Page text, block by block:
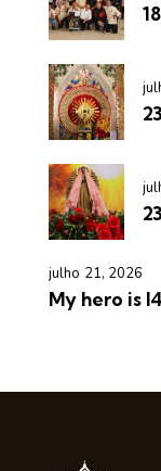
julho 21, 2026
My hero is